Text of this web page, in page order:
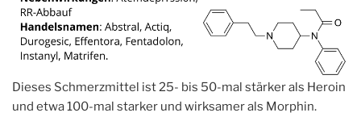
Dieses Schmerzmittel ist 25- bis 50-mal stärker als Heroin
und etwa 100-mal starker und wirksamer als Morphin.